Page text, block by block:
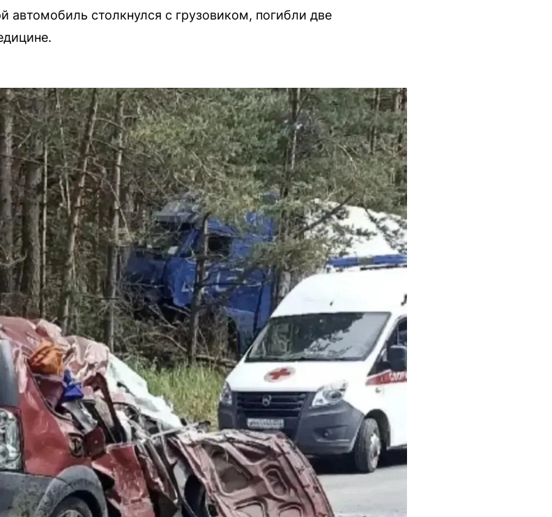
автомобиль столкнулся с грузовиком, погибли две